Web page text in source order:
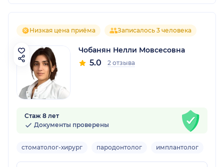
Низкая цена приёма Записалось 3 человека
Чобанян Нелли Мовсесовна
5.0 2 отзыва
Стаж 8 лет
Документы проверены
стоматолог-хирург пародонтолог имплантолог